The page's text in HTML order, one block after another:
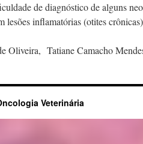
de diagnóstico de alguns
lesões inflamatórias (otites
Oliveira, Tatiane Camacho
Veterinária